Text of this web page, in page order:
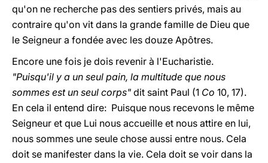
qu'on ne recherche pas des sentiers privés, mais au
contraire qu'on vit dans la grande famille de Dieu que
le Seigneur a fondée avec les douze Apôtres.
Encore une fois je dois revenir à l'Eucharistie.
"Puisqu'il y a un seul pain, la multitude que nous
sommes est un seul corps" dit saint Paul (1 Co 10, 17).
En cela il entend dire: Puisque nous recevons le même
Seigneur et que Lui nous accueille et nous attire en lui,
nous sommes une seule chose aussi entre nous. Cela
doit se manifester dans la vie. Cela doit se voir dans la